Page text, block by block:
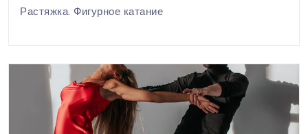
Растяжка. Фигурное катание